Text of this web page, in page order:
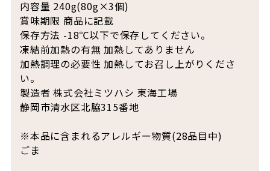
内容量 240g(80g×3個)
賞味期限 商品に記載
保存方法 -18℃以下で保存してください。
凍結前加熱の有無 加熱してありません
加熱調理の必要性 加熱してお召し上がりくださ
い。
製造者 株式会社ミツハシ 東海工場
静岡市清水区北脇315番地
※本品に含まれるアレルギー物質(28品目中)
ごま